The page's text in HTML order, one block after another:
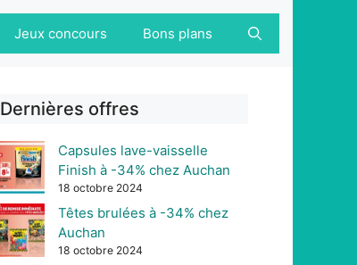
Jeux concours Bons plans
Dernières offres
Capsules lave-vaisselle
Finish à -34% chez Auchan
18 octobre 2024
Têtes brulées à -34% chez
Auchan
18 octobre 2024